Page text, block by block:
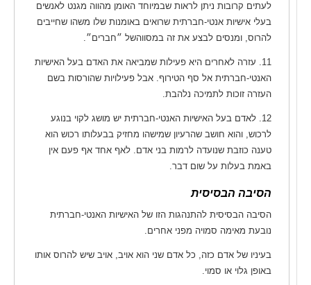
לעתים קרובות ניתן לראות שבמיוחד האומן מהווה מגנט לאנשים
בעלי אישיות אנטי-חברתית שרואים באומנות שלו משהו שחייבים
להרוס, ומנסים לבצע את זה במסווהשל ״חברים״.
11. עזרה לאחרים היא פעילות שמביאה את האדם בעל האישיות
האנטי-חברתית אל סף הטירוף. אבל פעילויות שהורסות בשם
העזרה זוכות לתמיכה נלהבת.
12. לאדם בעל האישיות האנטי-חברתית יש מושג לקוי בנוגע
לרכוש, והוא חושב שהרעיון שמישהו מחזיק בבעלותו רכוש הוא
טענה כוזבת שנועדה לרמות בני אדם. לאף אחד אף פעם אין
באמת בעלות על שום דבר.
הסיבה הבסיסית
הסיבה הבסיסית להתנהגות הזו של האישיות האנטי-חברתית
נובעת מאימה סמויה מפני אחרים.
בעיניו של אדם כזה, כל אדם שני הוא אויב, אויב שיש להרוס אותו
באופן גלוי או סמוי.